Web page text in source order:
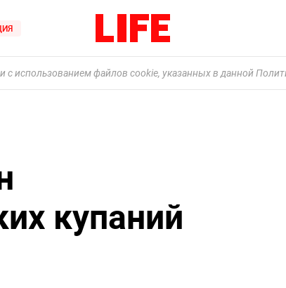
и с использованием файлов cookie, указанных в данной
купаний